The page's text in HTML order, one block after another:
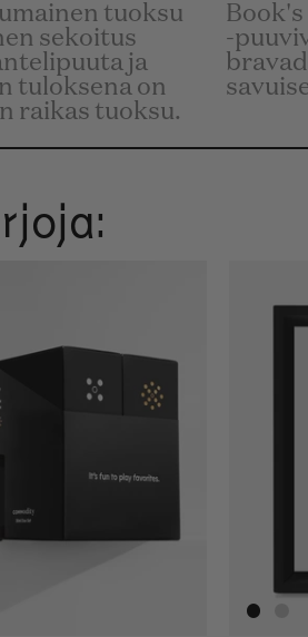
tuoksu
sekoitus
ja
tuloksena on
raikas tuoksu.
Book's
-